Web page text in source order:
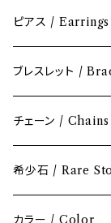
ピアス / Earrings
ブレスレット /
チェーン / Chains
希少石 / Rare
カラー / Color